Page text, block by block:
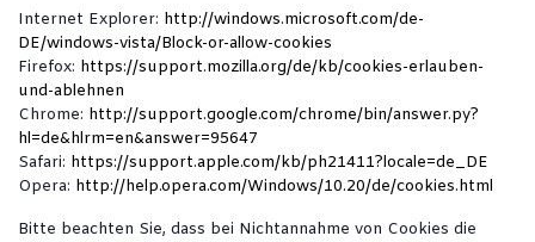
Internet Explorer: http://windows.microsoft.com/de-
DE/windows-vista/Block-or-allow-cookies
Firefox: https://support.mozilla.org/de/kb/cookies-erlauben-
und-ablehnen
Chrome: http://support.google.com/chrome/bin/answer.py?
hl=de&hlrm=en&answer=95647
Safari: https://support.apple.com/kb/ph21411?locale=de_DE
Opera: http://help.opera.com/Windows/10.20/de/cookies.html
Bitte beachten Sie, dass bei Nichtannahme von Cookies die